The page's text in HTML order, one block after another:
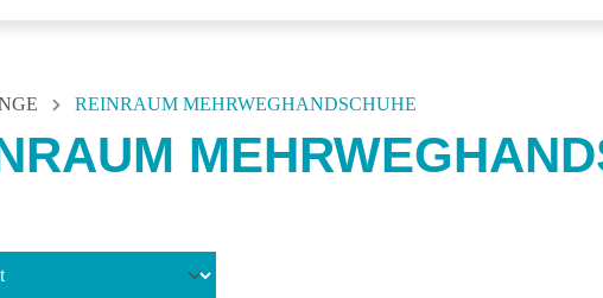
REINRAUM MEHRWEGHANDSCHUHE